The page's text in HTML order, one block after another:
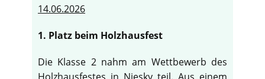
14.06.2026
1. Platz beim Holzhausfest
Die Klasse 2 nahm am Wettbewerb des
Holzhausfestes in Niesky teil. Aus einem